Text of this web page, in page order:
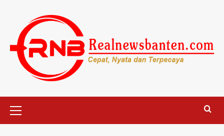
content
Menu